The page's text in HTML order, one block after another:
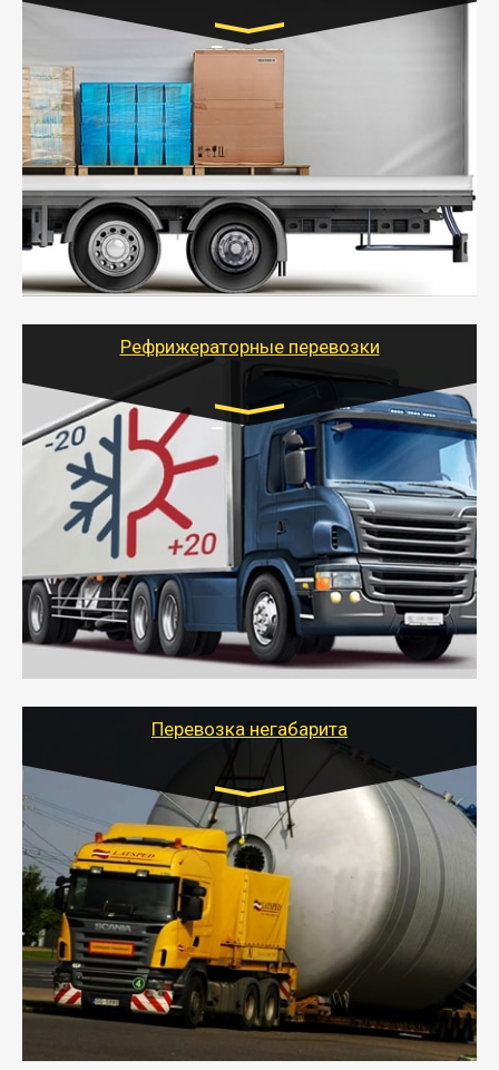
Транспорт:
Газель (1,5 и 3 тонны), Бычок, Еврофура от 5 до
10 тонн
от 5000 руб. Возможен догруз
- Экономный способ доставить вещи от 200 кг в
другой город - догрузом или попутно. Попутные
грузоперевозки для физлиц, ИП и юрлиц обходятся
дешевле.
- Тайгер Логистик организует доставку
крупногабаритных и личных вещей по нужному
для погрузочно-разгрузочных работ при перевозке.
Рефрижераторные перевозки
Транспорт:
Газель (1,5 и 3 тонны), Бычок, Еврофура от 5 до
10 тонн
от 6000 руб.
- Рефрижераторные перевозки грузов с
соблюдением температурного режима, работающим
термописцем, санитарной обработкой кузова и мед.
книжкой у водителя.
- Тайгер Логистик поможет быстро перевезти
скоропортящиеся продукты в любой город России с
Перевозка негабарита
Цена за км. Рассчитывается
индивидуально
- Перевозка техники и негабаритных грузов
осуществляется после получения разрешения на
перевозку (обычно 7-14 дней).
- Тайгер Логистик в короткие сроки поможет вам
качественно и безопасно перевезти негабаритные
грузы по всей России тралом, манипулятором и
другим транспортом и подобрать оптимальный